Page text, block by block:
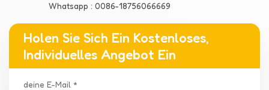
Whatsapp : 0086-18756066669
Holen Sie Sich Ein Kostenloses,
Individuelles Angebot Ein
deine E-Mail *